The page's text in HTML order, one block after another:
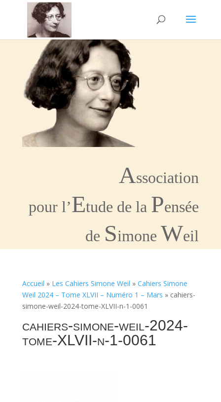
Association
pour l’Etude de la Pensée
de Simone Weil
Accueil » Les Cahiers Simone Weil » Cahiers Simone
Weil 2024 – Tome XLVII – Numéro 1 – Mars » cahiers-
simone-weil-2024-tome-XLVII-n-1-0061
cahiers-simone-weil-2024-
tome-XLVII-n-1-0061